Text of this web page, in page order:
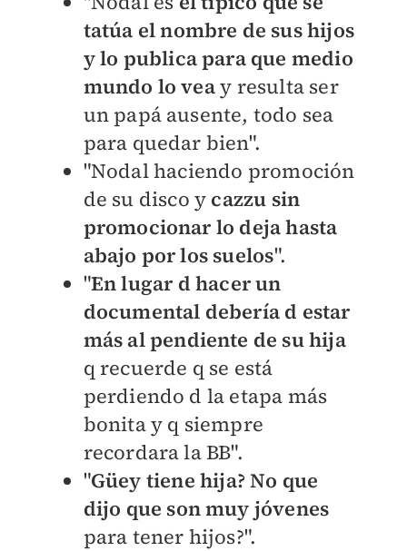
tatúa el nombre de sus hijos
y lo publica para que medio
mundo lo veay resulta ser
un papá ausente, todo sea
para quedar bien".
"Nodal haciendo promoción
de su disco y cazzu sin
promocionar lo deja hasta
abajo por los suelos".
"En lugar d hacer un
documental debería d estar
más al pendiente de su hija
q recuerde q se está
perdiendo d la etapa más
bonita y q siempre
recordara la BB".
"Güey tiene hija? No que
dijo que son muy jóvenes
para tener hijos?".